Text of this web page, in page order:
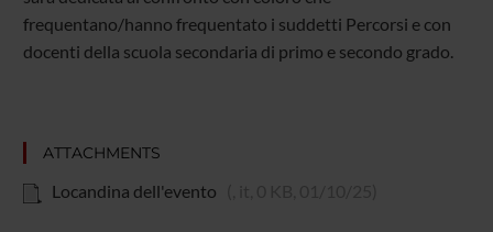
frequentano/hanno frequentato i suddetti Percorsi e con
docenti della scuola secondaria di primo e secondo grado.
ATTACHMENTS
Locandina dell'evento